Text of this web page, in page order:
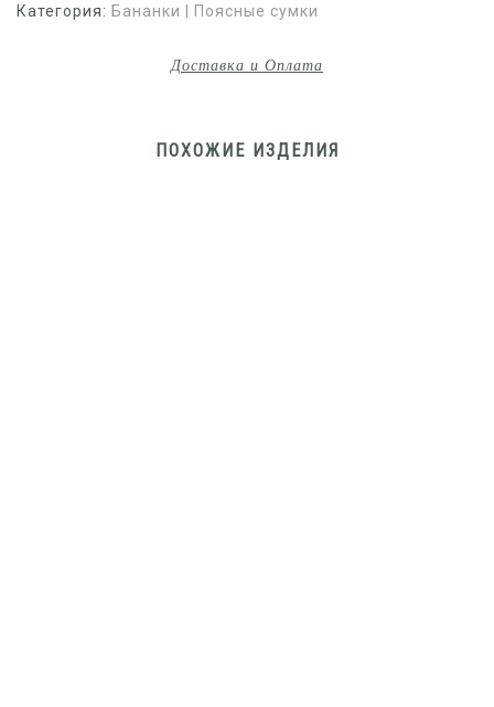
Категория: Бананки | Поясные сумки
Доставка и Оплата
ПОХОЖИЕ ИЗДЕЛИЯ